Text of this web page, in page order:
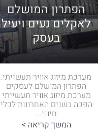
הפתרון המושלם
לאקלים נעים ויעיל
בעסק
מערכת מיזוג אוויר תעשייתי:
הפתרון המושלם לעסקים
מערכת מיזוג אוויר תעשייתי
הפכה בשנים האחרונות לכלי
חיוני...
המשך קריאה >